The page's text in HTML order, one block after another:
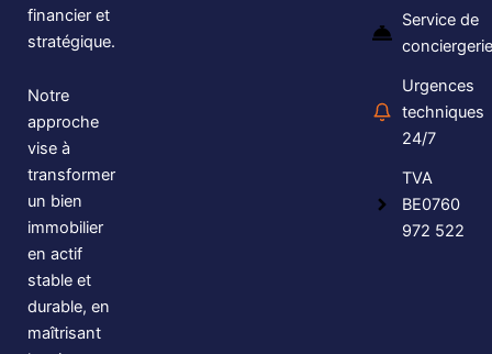
financier et
stratégique.
Notre
approche
vise à
transformer
un bien
immobilier
en actif
stable et
durable, en
maîtrisant
Service de
conciergerie
Urgences
techniques
24/7
TVA
BE0760
972 522